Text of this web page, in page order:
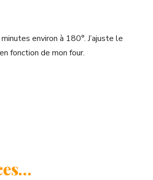
environ à 180°. J’ajuste le
fonction de mon four.